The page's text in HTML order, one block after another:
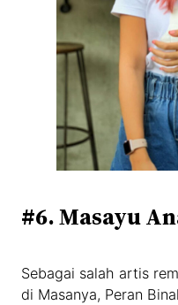
#6. Masayu
Sebagai salah artis
di Masanya, Peran